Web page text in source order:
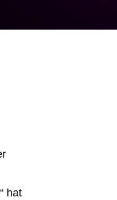
hat